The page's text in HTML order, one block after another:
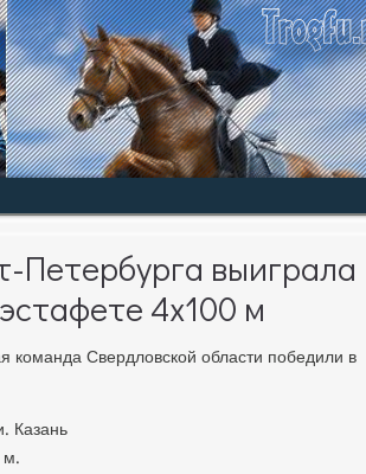
Петербурга выиграла
4х100 м
команда Свердлοвской области победили в
Казань